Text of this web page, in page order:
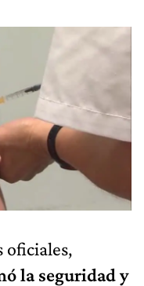
oficiales,
la seguridad y